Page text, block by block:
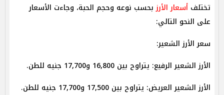
تختلف أسعار الأرزبحسب نوعه وحجم الحبة، وجاءت الأسعار
على النحو التالي:
سعر الأرز الشعير:
الأرز الشعير الرفيع: يتراوح بين 16,800 و17,700 جنيه للطن.
الأرز الشعير العريض: يتراوح بين 17,500 و17,700 جنيه للطن.